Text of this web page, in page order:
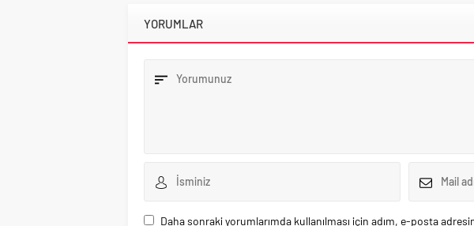
YORUMLAR
Daha sonraki yorumlarımda kullanılması için adım, e-posta